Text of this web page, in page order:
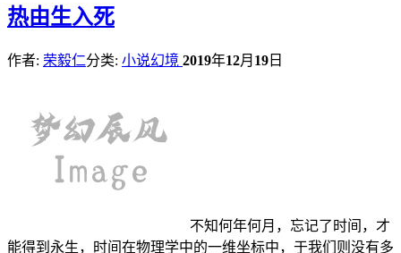
热由生入死
作者: 荣毅仁分类: 小说幻境 2019年12月 19 日
不知何年何月，忘记了时间，才
能得到永生，时间在物理学中的一维坐标中，于我们则没有多